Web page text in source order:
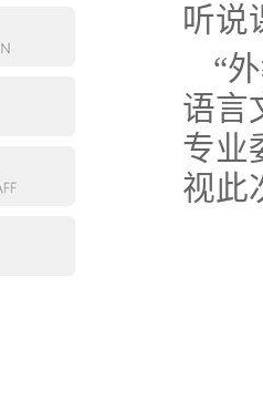
听说
“
语言
专业
视此